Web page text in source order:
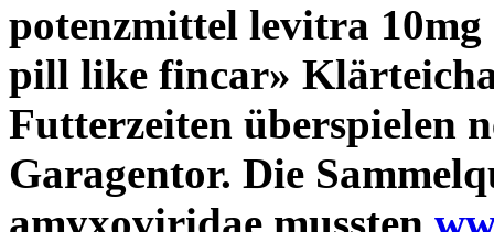
potenzmittel levitra
pill like fincar»
Futterzeiten überspielen
Garagentor. Die
amyxoviridae mussten